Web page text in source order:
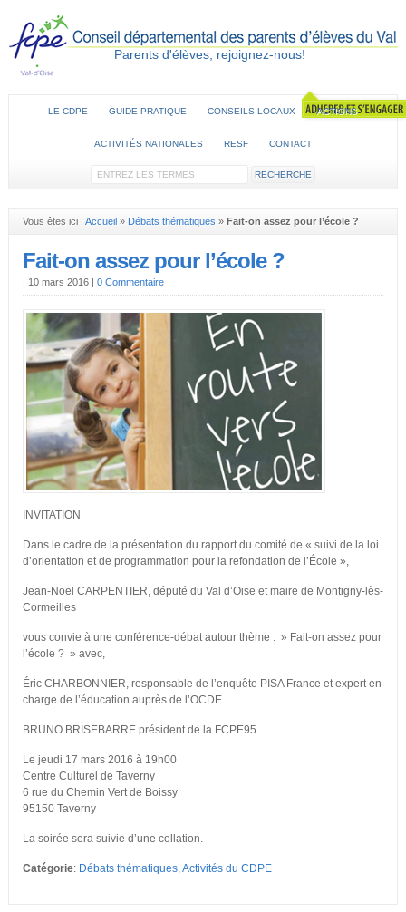
Parents d'élèves, rejoignez-nous!
LE CDPE GUIDE PRATIQUE CONSEILS LOCAUX ACTIONS
ACTIVITÉS NATIONALES RESF CONTACT
Vous êtes ici : Accueil» Débats thématiques » Fait-on assez pour l’école ?
Fait-on assez pour l’école ?
| 10 mars 2016 | 0 Commentaire
INVITATION
Dans le cadre de la présentation du rapport du comité de « suivi de la loi
d’orientation et de programmation pour la refondation de l’École »,
Jean-Noël CARPENTIER, député du Val d’Oise et maire de Montigny-lès-
Cormeilles
vous convie à une conférence-débat autour thème : » Fait-on assez pour
l’école ? » avec,
Éric CHARBONNIER, responsable de l’enquête PISA France et expert en
charge de l’éducation auprès de l’OCDE
BRUNO BRISEBARRE président de la FCPE95
Le jeudi 17 mars 2016 à 19h00
Centre Culturel de Taverny
6 rue du Chemin Vert de Boissy
95150 Taverny
La soirée sera suivie d’une collation.
Catégorie: Débats thématiques,Activités du CDPE